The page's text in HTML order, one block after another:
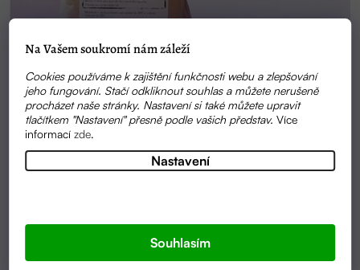
Na Vašem soukromí nám záleží
Cookies používáme k zajištění funkčnosti webu a zlepšování
jeho fungování. Stačí odkliknout souhlas a můžete nerušeně
procházet naše stránky. Nastavení si také můžete upravit
tlačítkem "Nastavení" přesně podle vašich představ.Více
informacízde.
Nastavení
Souhlasím
SKLADEM